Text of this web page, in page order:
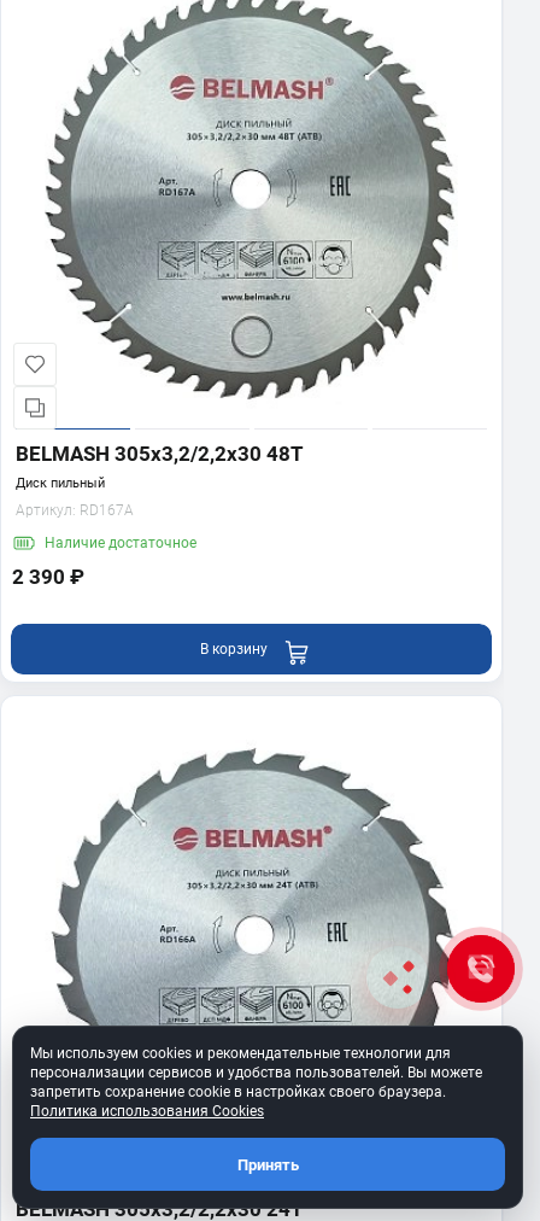
BELMASH 305x3,2/2,2x30 48T
Диск пильный
Артикул: RD167A
Наличие достаточное
2 390 ₽
В корзину
BELMASH 305x3,2/2,2x30 24T
Мы используем cookies и рекомендательные технологии для
персонализации сервисов и удобства пользователей. Вы можете
запретить сохранение cookie в настройках своего браузера.
Политика использования Cookies
Принять